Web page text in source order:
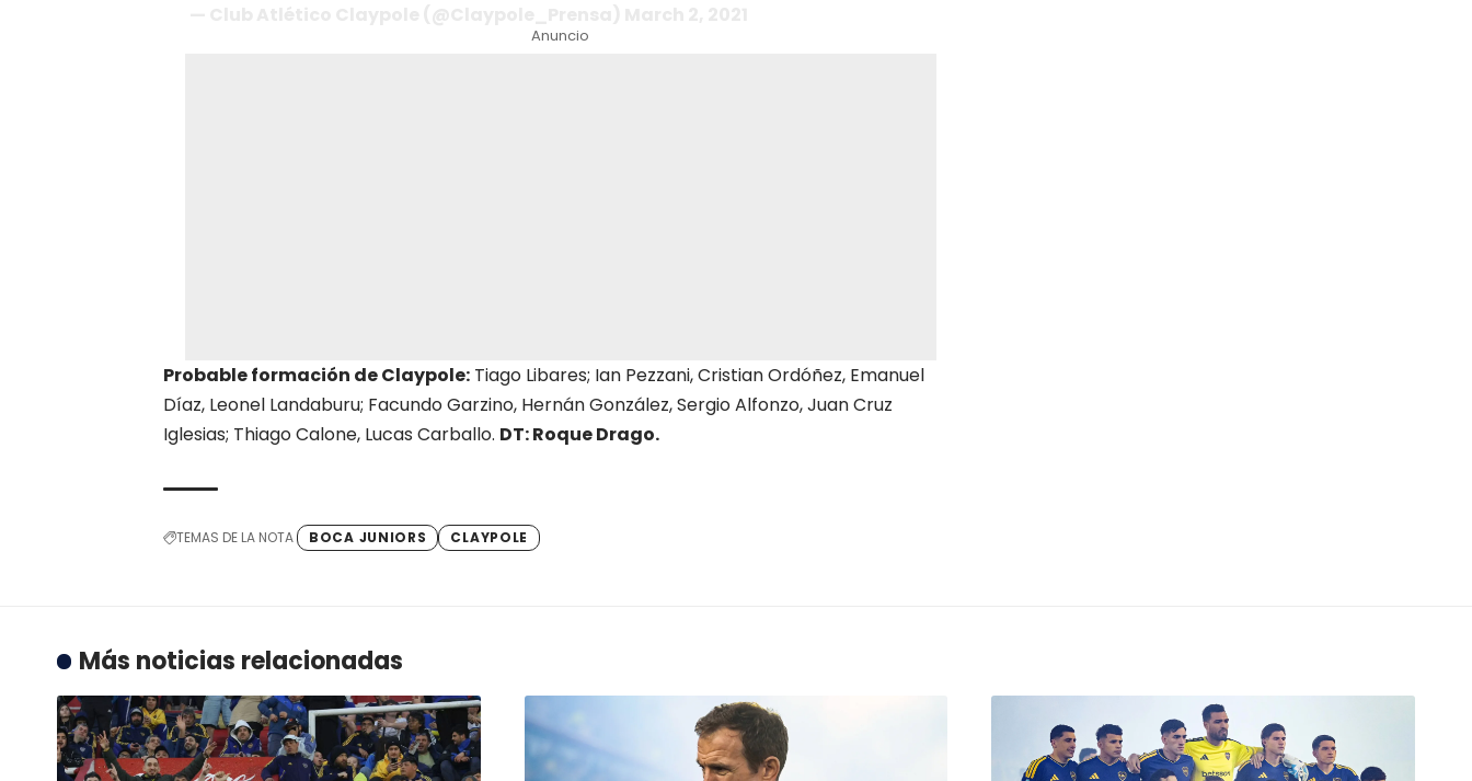
Anuncio
Probable formación de Claypole: Tiago Libares; Ian Pezzani, Cristian Ordóñez, Emanuel
Díaz, Leonel Landaburu; Facundo Garzino, Hernán González, Sergio Alfonzo, Juan Cruz
Iglesias; Thiago Calone, Lucas Carballo. DT: Roque Drago.
TEMAS DE LA NOTA BOCA JUNIORS CLAYPOLE
Más noticias relacionadas